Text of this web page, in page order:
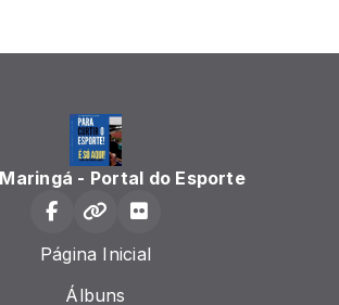
- Portal do Esporte
Página Inicial
Álbuns